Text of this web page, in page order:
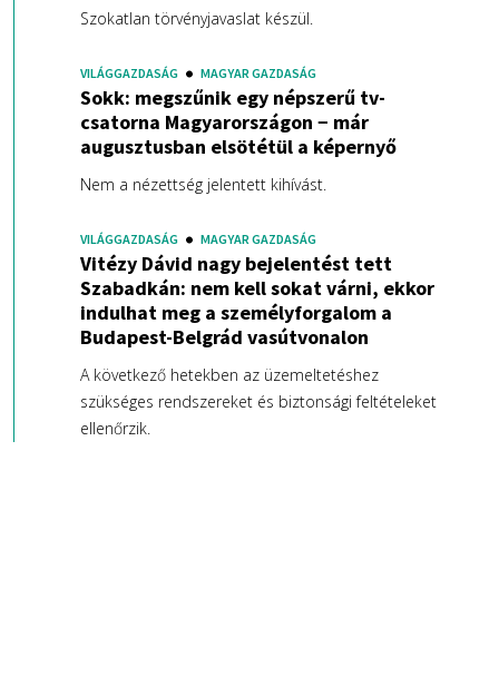
Szokatlan törvényjavaslat készül.
VILÁGGAZDASÁG MAGYAR GAZDASÁG
Sokk: megszűnik egy népszerű tv-
csatorna Magyarországon − már
augusztusban elsötétül a képernyő
Nem a nézettség jelentett kihívást.
VILÁGGAZDASÁG MAGYAR GAZDASÁG
Vitézy Dávid nagy bejelentést tett
Szabadkán: nem kell sokat várni, ekkor
indulhat meg a személyforgalom a
Budapest-Belgrád vasútvonalon
A következő hetekben az üzemeltetéshez
szükséges rendszereket és biztonsági feltételeket
ellenőrzik.